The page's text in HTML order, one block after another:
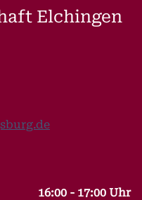
Elchingen
16:00 - 17:00 Uhr